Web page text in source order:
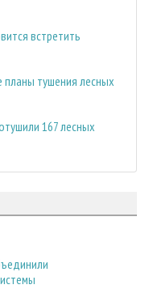
встретить
тушения лесных
167 лесных